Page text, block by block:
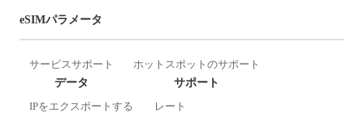
eSIMパラメータ
サービスサポート
データ
ホットスポットのサポート
サポート
IPをエクスポートする
レート